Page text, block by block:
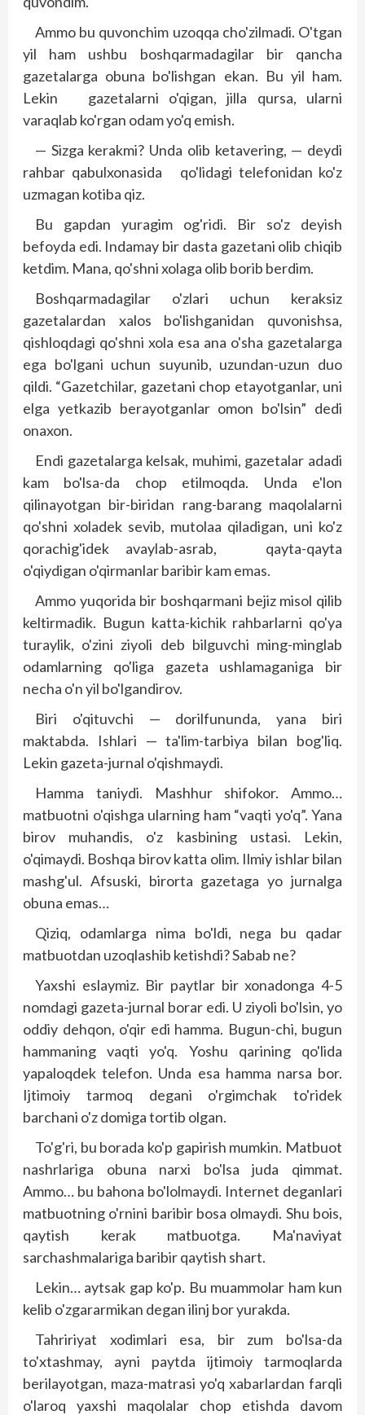
Ammo bu quvonchim uzoqqa cho'zilmadi. O'tgan
yil ham ushbu boshqarmadagilar bir qancha
gazetalarga obuna bo'lishgan ekan. Bu yil ham.
Lekin gazetalarni o'qigan, jilla qursa, ularni
varaqlab ko'rgan odam yo'q emish.
— Sizga kerakmi? Unda olib ketavering, — deydi
rahbar qabulxonasida qo'lidagi telefonidan ko'z
uzmagan kotiba qiz.
Bu gapdan yuragim og'ridi. Bir so'z deyish
befoyda edi. Indamay bir dasta gazetani olib chiqib
ketdim. Mana, qo'shni xolaga olib borib berdim.
Boshqarmadagilar o'zlari uchun keraksiz
gazetalardan xalos bo'lishganidan quvonishsa,
qishloqdagi qo'shni xola esa ana o'sha gazetalarga
ega bo'lgani uchun suyunib, uzundan-uzun duo
qildi. “Gazetchilar, gazetani chop etayotganlar, uni
elga yetkazib berayotganlar omon bo'lsin” dedi
onaxon.
Endi gazetalarga kelsak, muhimi, gazetalar adadi
kam bo'lsa-da chop etilmoqda. Unda e'lon
qilinayotgan bir-biridan rang-barang maqolalarni
qo'shni xoladek sevib, mutolaa qiladigan, uni ko'z
qorachig'idek avaylab-asrab, qayta-qayta
o'qiydigan o'qirmanlar baribir kam emas.
Ammo yuqorida bir boshqarmani bejiz misol qilib
keltirmadik. Bugun katta-kichik rahbarlarni qo'ya
turaylik, o'zini ziyoli deb bilguvchi ming-minglab
odamlarning qo'liga gazeta ushlamaganiga bir
necha o'n yil bo'lgandirov.
Biri o'qituvchi — dorilfununda, yana biri
maktabda. Ishlari — ta'lim-tarbiya bilan bog'liq.
Lekin gazeta-jurnal o'qishmaydi.
Hamma taniydi. Mashhur shifokor. Ammo…
matbuotni o'qishga ularning ham “vaqti yo'q”. Yana
birov muhandis, o'z kasbining ustasi. Lekin,
o'qimaydi. Boshqa birov katta olim. Ilmiy ishlar bilan
mashg'ul. Afsuski, birorta gazetaga yo jurnalga
obuna emas…
Qiziq, odamlarga nima bo'ldi, nega bu qadar
matbuotdan uzoqlashib ketishdi? Sabab ne?
Yaxshi eslaymiz. Bir paytlar bir xonadonga 4-5
nomdagi gazeta-jurnal borar edi. U ziyoli bo'lsin, yo
oddiy dehqon, o'qir edi hamma. Bugun-chi, bugun
hammaning vaqti yo'q. Yoshu qarining qo'lida
yapaloqdek telefon. Unda esa hamma narsa bor.
Ijtimoiy tarmoq degani o'rgimchak to'ridek
barchani o'z domiga tortib olgan.
To'g'ri, bu borada ko'p gapirish mumkin. Matbuot
nashrlariga obuna narxi bo'lsa juda qimmat.
Ammo… bu bahona bo'lolmaydi. Internet deganlari
matbuotning o'rnini baribir bosa olmaydi. Shu bois,
qaytish kerak matbuotga. Ma'naviyat
sarchashmalariga baribir qaytish shart.
Lekin… aytsak gap ko'p. Bu muammolar ham kun
kelib o'zgararmikan degan ilinj bor yurakda.
Tahririyat xodimlari esa, bir zum bo'lsa-da
to'xtashmay, ayni payt­­da ijtimoiy tarmoqlarda
berilayotgan, maza-matrasi yo'q xabarlardan farqli
o'laroq yaxshi maqolalar chop etishda davom